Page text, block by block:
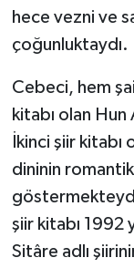
hece vezni ve
çoğunluktaydı.
Cebeci, hem
kitabı olan Hun
İkinci şiir
dininin
göstermekteydi.
şiir kitabı 1992
Sitâre adlı